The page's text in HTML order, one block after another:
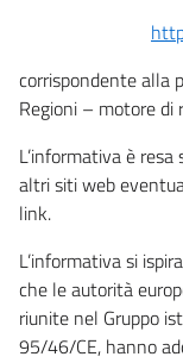
corrispondente alla
Regioni – motore di
L’informativa è
altri siti web
link.
L’informativa si
che le autorità
riunite nel Gruppo
95/46/CE, hanno